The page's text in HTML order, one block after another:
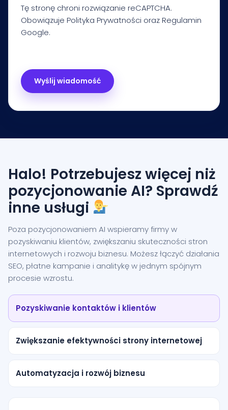
Tę stronę chroni rozwiązanie reCAPTCHA.
Obowiązuje Polityka Prywatności orazRegulamin
Google.
Halo! Potrzebujesz więcej niż
pozycjonowanie AI? Sprawdź
inne usługi
Poza pozycjonowaniem AI wspieramy firmy w
pozyskiwaniu klientów, zwiększaniu skuteczności stron
internetowych i rozwoju biznesu. Możesz łączyć działania
SEO, płatne kampanie i analitykę w jednym spójnym
procesie wzrostu.
Pozyskiwanie kontaktów i klientów
Zwiększanie efektywności strony internetowej
Automatyzacja i rozwój biznesu